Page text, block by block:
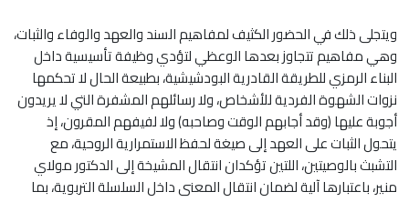
ويتجلى ذلك في الحضور الكثيف لمفاهيم السند والعهد والوفاء والثبات،
وهي مفاهيم تتجاوز بعدها الوعظي لتؤدي وظيفة تأسيسية داخل
البناء الرمزي للطريقة القادرية البودشيشية، بطبيعة الحال لا تحكمها
نزوات الشهوة الفردية للأشخاص، ولا رسائلهم المشفرة التي لا يريدون
أجوبة عليها (وقد أجابهم الوقت وصاحبه) ولا لفيفهم المقرون، إذ
يتحول الثبات على العهد إلى صيغة لحفظ الاستمرارية الروحية، مع
التشبث بالوصيتين، اللتين تؤكدان انتقال المشيخة إلى الدكتور مولاي
منير، باعتبارها آلية لضمان انتقال المعنى داخل السلسلة التربوية، بما